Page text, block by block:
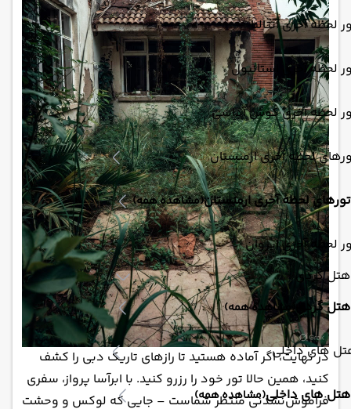
لحظه آخری آنتالیا
لحظه آخری استانبول
لحظه آخری کوش آداسی
لحظه آخری ارمنستان
تورهای لحظه آخری ارمنستان(مشاهده همه)
لحظه آخری ایروان
هتل گردی
هتل گردی(مشاهده همه)
های داخلی
هتل های داخلی(مشاهده همه)
در نهایت، اگر آماده هستید تا رازهای تاریک دبی را کشف
کنید، همین حالا تور خود را رزرو کنید. با ابرآسا پرواز، سفری
فراموش‌نشدنی منتظر شماست – جایی که لوکس و وحشت